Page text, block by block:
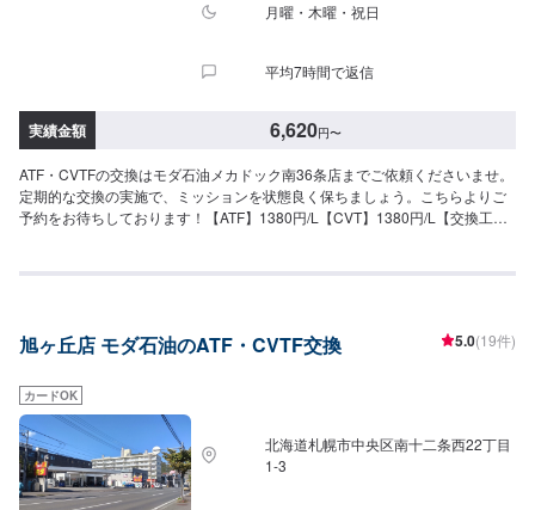
月曜・木曜・祝日
平均7時間で返信
実績金額 6,620円〜
ATF・CVTFの交換はモダ石油メカドック南36条店までご依頼くださいませ。
定期的な交換の実施で、ミッションを状態良く保ちましょう。こちらよりご
予約をお待ちしております！【ATF】1380円/L【CVT】1380円/L【交換工
旭ヶ丘店 モダ石油のATF・CVTF交換 5.0(19件)
カードOK
北海道札幌市中央区南十二条西22丁目
1-3